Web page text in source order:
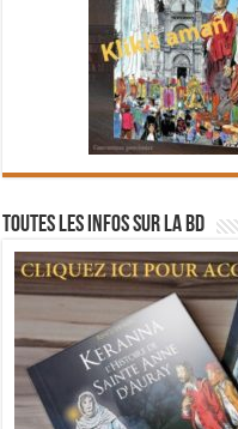
Toutes les infos sur la BD